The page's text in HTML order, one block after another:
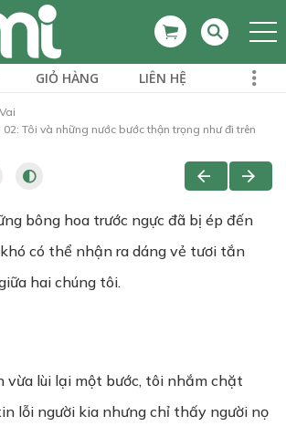
GIỎ HÀNG LIÊN HỆ
Tôi và những nước bước thận trọng như đi trên
bông hoa trước ngực đã bị ép đến
có thể nhận ra dáng vẻ tươi tắn
hai chúng tôi.
vừa lùi lại một bước, tôi nhắm chặt
lỗi người kia nhưng chỉ thấy người nọ